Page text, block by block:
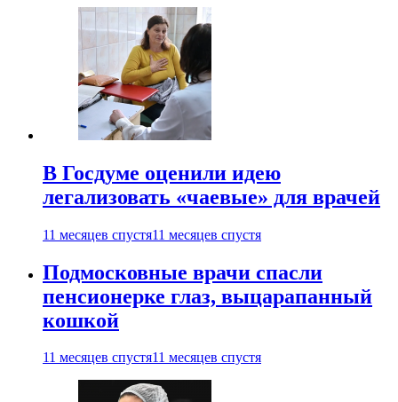
В Госдуме оценили идею
легализовать «чаевые» для врачей
11 месяцев спустя11 месяцев спустя
Подмосковные врачи спасли
пенсионерке глаз, выцарапанный
кошкой
11 месяцев спустя11 месяцев спустя